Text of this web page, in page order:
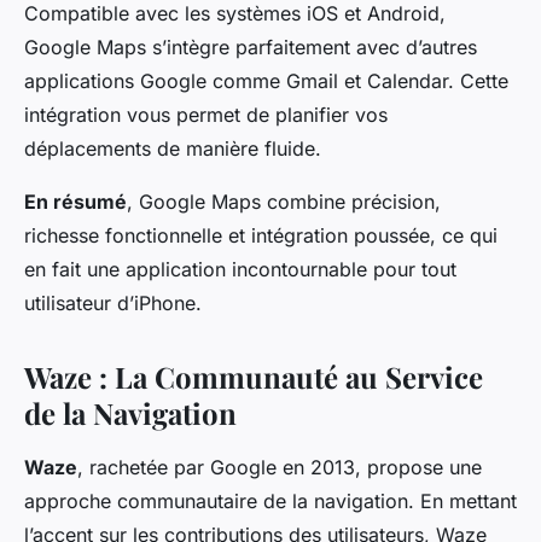
Compatible avec les systèmes iOS et Android,
Google Maps s’intègre parfaitement avec d’autres
applications Google comme Gmail et Calendar. Cette
intégration vous permet de planifier vos
déplacements de manière fluide.
En résumé, Google Maps combine précision,
richesse fonctionnelle et intégration poussée, ce qui
en fait une application incontournable pour tout
utilisateur d’iPhone.
Waze : La Communauté au Service
de la Navigation
Waze, rachetée par Google en 2013, propose une
approche communautaire de la navigation. En mettant
l’accent sur les contributions des utilisateurs, Waze